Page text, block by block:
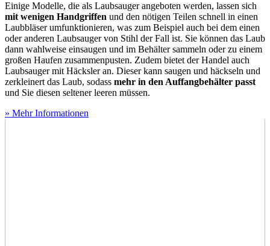
Einige Modelle, die als Laubsauger angeboten werden, lassen sich
mit wenigen Handgriffen und den nötigen Teilen schnell in einen
Laubbläser umfunktionieren, was zum Beispiel auch bei dem einen
oder anderen Laubsauger von Stihl der Fall ist. Sie können das Laub
dann wahlweise einsaugen und im Behälter sammeln oder zu einem
großen Haufen zusammenpusten. Zudem bietet der Handel auch
Laubsauger mit Häcksler an. Dieser kann saugen und häckseln und
zerkleinert das Laub, sodass mehr in den Auffangbehälter passt
und Sie diesen seltener leeren müssen.
» Mehr Informationen